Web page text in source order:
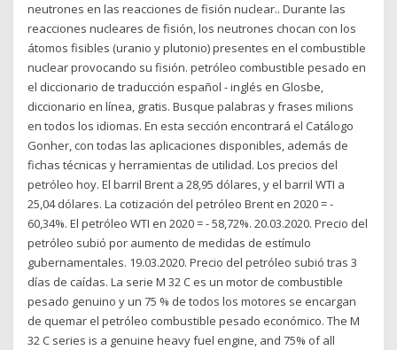
neutrones en las reacciones de fisión nuclear.. Durante las
reacciones nucleares de fisión, los neutrones chocan con los
átomos fisibles (uranio y plutonio) presentes en el combustible
nuclear provocando su fisión. petróleo combustible pesado en
el diccionario de traducción español - inglés en Glosbe,
diccionario en línea, gratis. Busque palabras y frases milions
en todos los idiomas. En esta sección encontrará el Catálogo
Gonher, con todas las aplicaciones disponibles, además de
fichas técnicas y herramientas de utilidad. Los precios del
petróleo hoy. El barril Brent a 28,95 dólares, y el barril WTI a
25,04 dólares. La cotización del petróleo Brent en 2020 = -
60,34%. El petróleo WTI en 2020 = - 58,72%. 20.03.2020. Precio del
petróleo subió por aumento de medidas de estímulo
gubernamentales. 19.03.2020. Precio del petróleo subió tras 3
días de caídas. La serie M 32 C es un motor de combustible
pesado genuino y un 75 % de todos los motores se encargan
de quemar el petróleo combustible pesado económico. The M
32 C series is a genuine heavy fuel engine, and 75% of all